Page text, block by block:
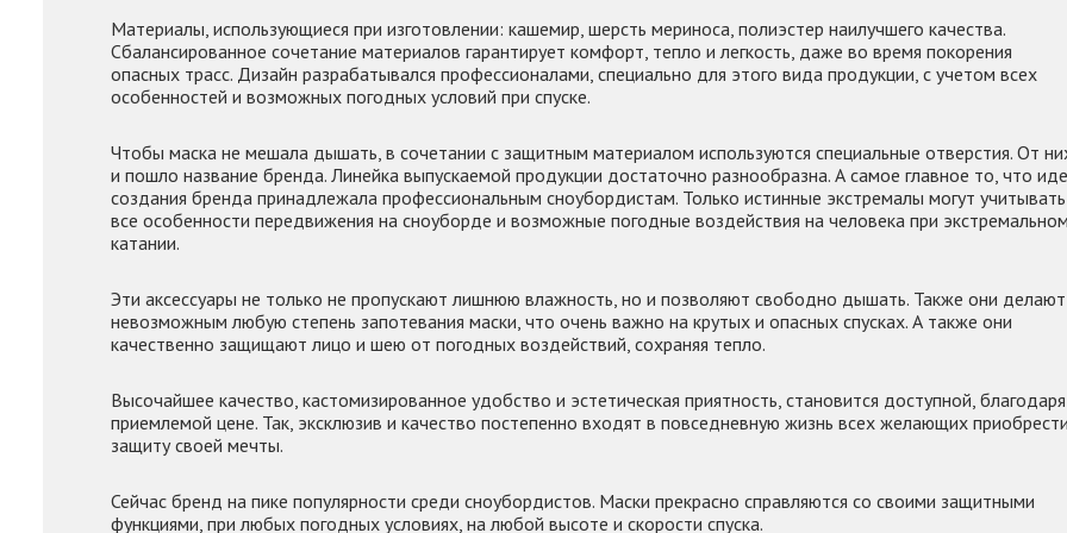
Материалы, использующиеся при изготовлении: кашемир, шерсть мериноса, полиэстер наилучшего качества.
Сбалансированное сочетание материалов гарантирует комфорт, тепло и легкость, даже во время покорения
опасных трасс. Дизайн разрабатывался профессионалами, специально для этого вида продукции, с учетом всех
особенностей и возможных погодных условий при спуске.
Чтобы маска не мешала дышать, в сочетании с защитным материалом используются специальные отверстия. От
и пошло название бренда. Линейка выпускаемой продукции достаточно разнообразна. А самое главное то, что
создания бренда принадлежала профессиональным сноубордистам. Только истинные экстремалы могут учитывать
все особенности передвижения на сноуборде и возможные погодные воздействия на человека при экстремальном
катании.
Эти аксессуары не только не пропускают лишнюю влажность, но и позволяют свободно дышать. Также они делают
невозможным любую степень запотевания маски, что очень важно на крутых и опасных спусках. А также они
качественно защищают лицо и шею от погодных воздействий, сохраняя тепло.
Высочайшее качество, кастомизированное удобство и эстетическая приятность, становится доступной, благодаря
приемлемой цене. Так, эксклюзив и качество постепенно входят в повседневную жизнь всех желающих приобрести
защиту своей мечты.
Сейчас бренд на пике популярности среди сноубордистов. Маски прекрасно справляются со своими защитными
функциями, при любых погодных условиях, на любой высоте и скорости спуска.